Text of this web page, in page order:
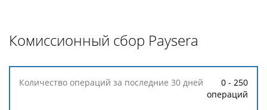
Комиссионный сбор Paysera
Количество
0 - 250
операций